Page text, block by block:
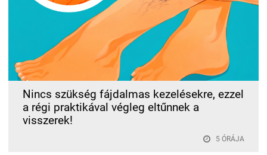
Nincs szükség fájdalmas kezelésekre, ezzel
a régi praktikával végleg eltűnnek a
visszerek!
5 ÓRÁJA